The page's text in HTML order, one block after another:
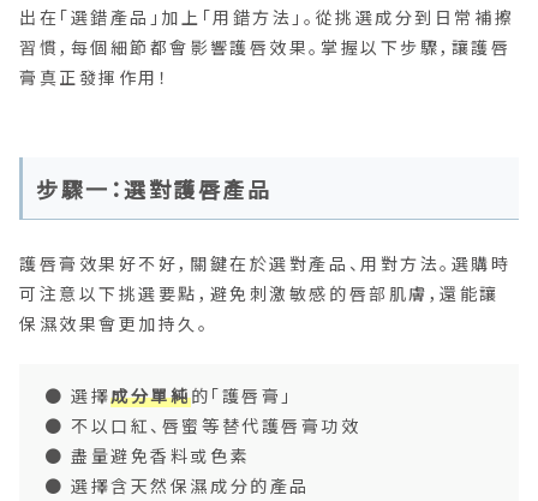
出在「選錯產品」加上「用錯方法」。從挑選成分到日常補擦
習慣，每個細節都會影響護唇效果。掌握以下步驟，讓護唇
膏真正發揮作用！
步驟一：選對護唇產品
護唇膏效果好不好，關鍵在於選對產品、用對方法。選購時
可注意以下挑選要點，避免刺激敏感的唇部肌膚，還能讓
保濕效果會更加持久。
● 選擇成分單純的「護唇膏」
● 不以口紅、唇蜜等替代護唇膏功效
● 盡量避免香料或色素
● 選擇含天然保濕成分的產品